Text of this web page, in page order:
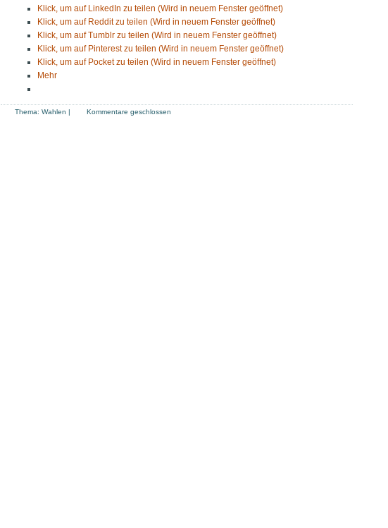
Klick, um auf LinkedIn zu teilen (Wird in neuem Fenster geöffnet)
Klick, um auf Reddit zu teilen (Wird in neuem Fenster geöffnet)
Klick, um auf Tumblr zu teilen (Wird in neuem Fenster geöffnet)
Klick, um auf Pinterest zu teilen (Wird in neuem Fenster geöffnet)
Klick, um auf Pocket zu teilen (Wird in neuem Fenster geöffnet)
Mehr
Thema: Wahlen | Kommentare geschlossen